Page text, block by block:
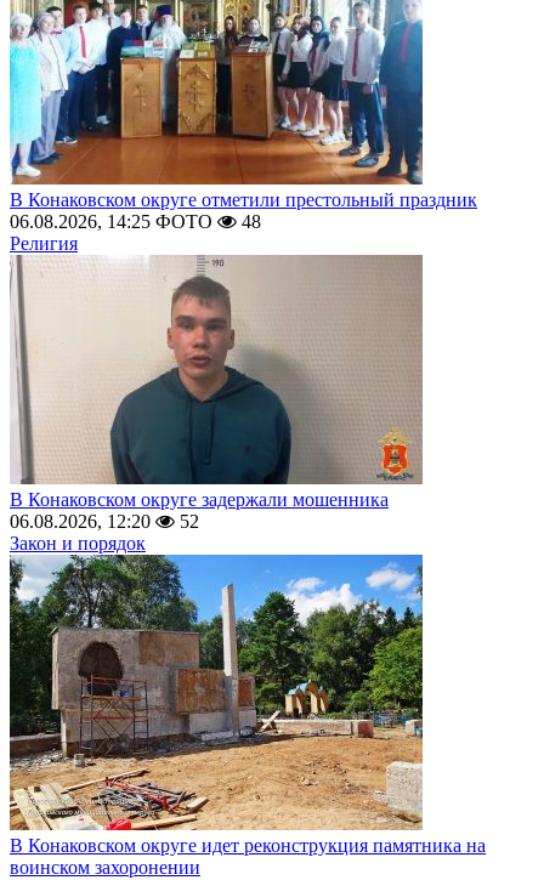
В Конаковском округе отметили престольный праздник
06.08.2026, 14:25 ФОТО
48
Религия
В Конаковском округе задержали мошенника
06.08.2026, 12:20
52
Закон и порядок
В Конаковском округе идет реконструкция памятника на
воинском захоронении